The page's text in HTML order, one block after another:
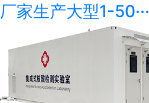
厂家生产大型1-50···